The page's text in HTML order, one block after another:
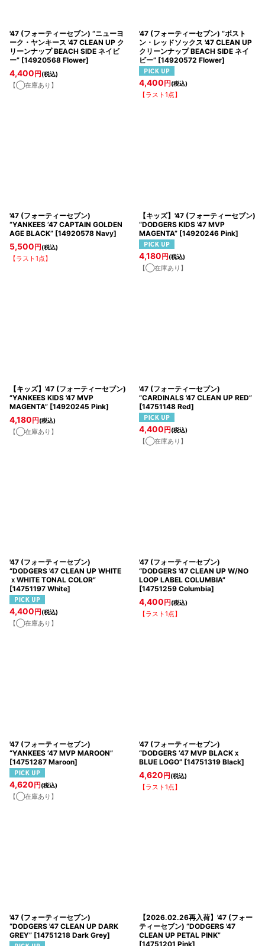
'47 (フォーティーセブン) “ニューヨ
ーク・ヤンキース '47 CLEAN UP ク
リーンナップ BEACH SIDE ネイビ
ー” [14920568 Flower]
4,400円(税込)
【◯在庫あり】
'47 (フォーティーセブン) “ボスト
ン・レッドソックス '47 CLEAN UP
クリーンナップ BEACH SIDE ネイ
ビー” [14920572 Flower]
4,400円(税込)
【ラスト1点】
'47 (フォーティーセブン)
“YANKEES ’47 CAPTAIN GOLDEN
AGE BLACK” [14920578 Navy]
5,500円(税込)
【ラスト1点】
【キッズ】'47 (フォーティーセブン)
“DODGERS KIDS '47 MVP
MAGENTA” [14920246 Pink]
4,180円(税込)
【◯在庫あり】
【キッズ】'47 (フォーティーセブン)
“YANKEES KIDS '47 MVP
MAGENTA” [14920245 Pink]
4,180円(税込)
【◯在庫あり】
'47 (フォーティーセブン)
“CARDINALS '47 CLEAN UP RED”
[14751148 Red]
4,400円(税込)
【◯在庫あり】
'47 (フォーティーセブン)
“DODGERS '47 CLEAN UP WHITE
ｘWHITE TONAL COLOR”
[14751197 White]
4,400円(税込)
【◯在庫あり】
'47 (フォーティーセブン)
“DODGERS '47 CLEAN UP W/NO
LOOP LABEL COLUMBIA”
[14751259 Columbia]
4,400円(税込)
【ラスト1点】
'47 (フォーティーセブン)
“YANKEES ’47 MVP MAROON”
[14751287 Maroon]
4,620円(税込)
【◯在庫あり】
'47 (フォーティーセブン)
“DODGERS ’47 MVP BLACKｘ
BLUE LOGO” [14751319 Black]
4,620円(税込)
【ラスト1点】
'47 (フォーティーセブン)
“DODGERS '47 CLEAN UP DARK
GREY” [14751218 Dark Grey]
【2026.02.26再入荷】'47 (フォー
ティーセブン) “DODGERS '47
CLEAN UP PETAL PINK”
[14751201 Pink]